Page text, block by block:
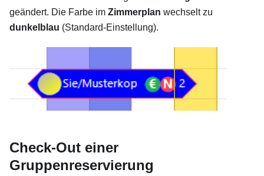
geändert. Die Farbe im Zimmerplan wechselt zu
dunkelblau (Standard-Einstellung).
Check-Out einer
Gruppenreservierung